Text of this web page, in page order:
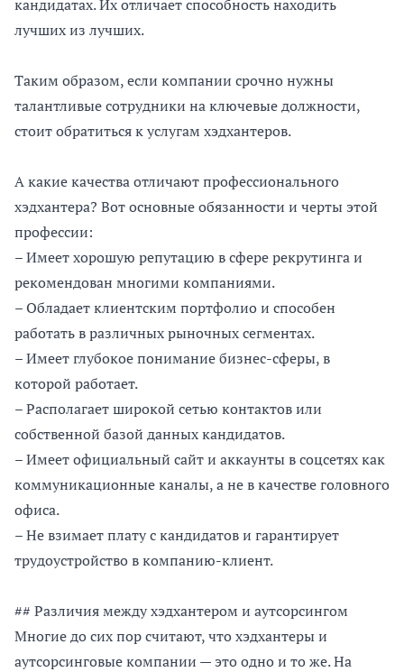
кандидатах. Их отличает способность находить
лучших из лучших.
Таким образом, если компании срочно нужны
талантливые сотрудники на ключевые должности,
стоит обратиться к услугам хэдхантеров.
А какие качества отличают профессионального
хэдхантера? Вот основные обязанности и черты этой
профессии:
– Имеет хорошую репутацию в сфере рекрутинга и
рекомендован многими компаниями.
– Обладает клиентским портфолио и способен
работать в различных рыночных сегментах.
– Имеет глубокое понимание бизнес-сферы, в
которой работает.
– Располагает широкой сетью контактов или
собственной базой данных кандидатов.
– Имеет официальный сайт и аккаунты в соцсетях как
коммуникационные каналы, а не в качестве головного
офиса.
– Не взимает плату с кандидатов и гарантирует
трудоустройство в компанию-клиент.
## Различия между хэдхантером и аутсорсингом
Многие до сих пор считают, что хэдхантеры и
аутсорсинговые компании — это одно и то же. На